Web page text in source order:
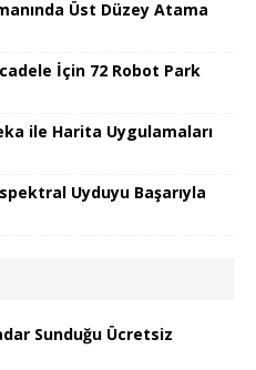
Üst Düzey Atama
İçin 72 Robot Park
ile Harita Uygulamaları
Uyduyu Başarıyla
Sunduğu Ücretsiz